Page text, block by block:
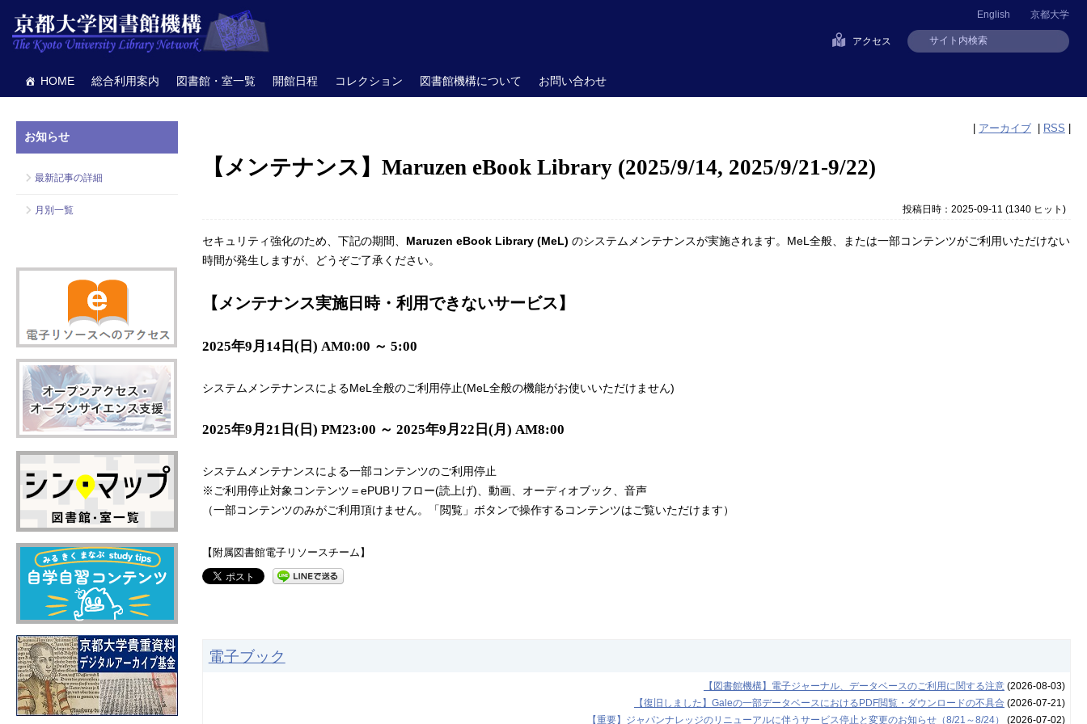
京都大学
English
アクセス
HOME 総合利用案内 図書館・室一覧 開館日程 コレクション 図書館機構について お問い合わせ
| アーカイブ | RSS |
【メンテナンス】Maruzen eBook Library (2025/9/14, 2025/9/21-9/22)
投稿日時：2025-09-11 (1340 ヒット )
セキュリティ強化のため、下記の期間、 Maruzen eBook Library (MeL) のシステムメンテナンスが実施されます。MeL全般、または一部コンテンツがご利用いただけない
時間が発生しますが、どうぞご了承ください。
【メンテナンス実施日時・利用できないサービス】
2025年9月14日(日) AM0:00 ～ 5:00
システムメンテナンスによるMeL全般のご利用停止(MeL全般の機能がお使いいただけません)
2025年9月21日(日) PM23:00 ～ 2025年9月22日(月) AM8:00
システムメンテナンスによる一部コンテンツのご利用停止
※ご利用停止対象コンテンツ＝ePUBリフロー(読上げ)、動画、オーディオブック、音声
（一部コンテンツのみがご利用頂けません。「閲覧」ボタンで操作するコンテンツはご覧いただけます）
【附属図書館電子リソースチーム】
電子ブック
【図書館機構】電子ジャーナル、データベースのご利用に関する注意(2026-08-03)
【復旧しました】Galeの一部データベースにおけるPDF閲覧・ダウンロードの不具合 (2026-07-21)
【重要】ジャパンナレッジのリニューアルに伴うサービス停止と変更のお知らせ（8/21～8/24）
(2026-07-02)
お知らせ
最新記事の詳細
月別一覧